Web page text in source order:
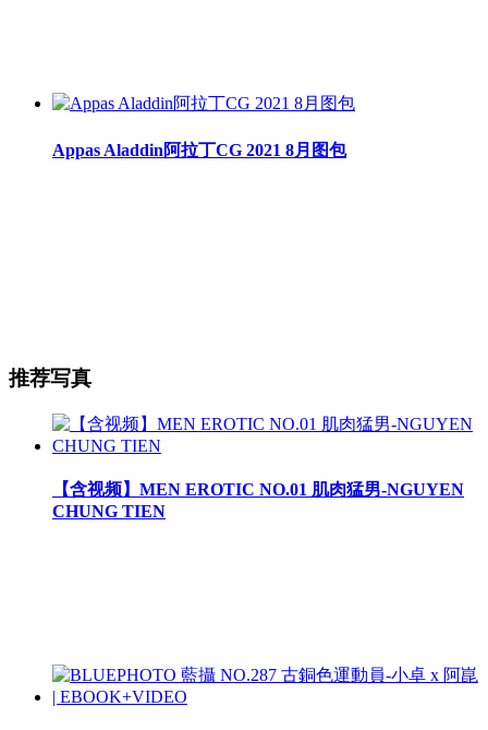
Appas Aladdin阿拉丁CG 2021 8月图包
推荐写真
【含视频】MEN EROTIC NO.01 肌肉猛男-NGUYEN
CHUNG TIEN